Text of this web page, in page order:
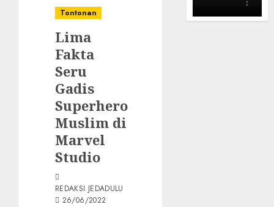
Tontonan
Lima
Fakta
Seru
Gadis
Superhero
Muslim di
Marvel
Studio
REDAKSI JEDADULU
26/06/2022